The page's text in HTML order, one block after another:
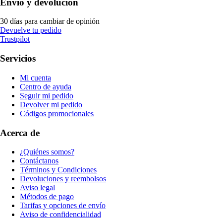
Envío y devolución
30 días para cambiar de opinión
Devuelve tu pedido
Trustpilot
Servicios
Mi cuenta
Centro de ayuda
Seguir mi pedido
Devolver mi pedido
Códigos promocionales
Acerca de
¿Quiénes somos?
Contáctanos
Términos y Condiciones
Devoluciones y reembolsos
Aviso legal
Métodos de pago
Tarifas y opciones de envío
Aviso de confidencialidad